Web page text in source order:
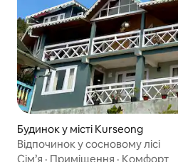
Будинок у місті Kurseong
Відпочинок у сосновому лісі
Сім’я · Приміщення · Комфорт